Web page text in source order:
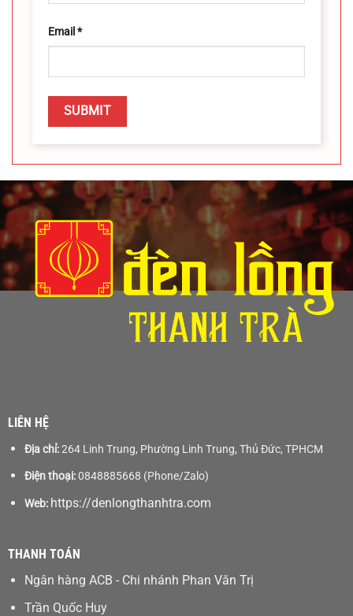
Email*
LIÊN HỆ
Địa chỉ:264 Linh Trung, Phường Linh Trung, Thủ Đức, TPHCM
Điện thoại:0848885668 (Phone/Zalo)
Web: https://denlongthanhtra.com
THANH TOÁN
Ngân hàng ACB - Chi nhánh Phan Văn Trị
Trần Quốc Huy